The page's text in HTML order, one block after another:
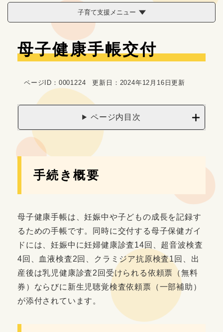
子育て支援メニュー
本
文
母子健康手帳交付
ページID：0001224 更新日：2024年12月16日更新
ページ内目次
手続き概要
母子健康手帳は、妊娠中や子どもの成長を記録す
るための手帳です。同時に交付する母子保健ガイ
ドには、妊娠中に妊婦健康診査14回、超音波検査
4回、血液検査2回、クラミジア抗原検査1回、出
産後は乳児健康診査2回受けられる依頼票（無料
券）ならびに新生児聴覚検査依頼票（一部補助）
が添付されています。